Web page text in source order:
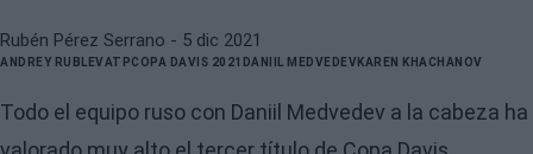
Rubén Pérez Serrano - 5 dic 2021
ANDREY RUBLEVATPCOPA DAVIS 2021 DANIIL MEDVEDEV KAREN KHACHANOV
Todo el equipo ruso con Daniil Medvedev a la cabeza ha